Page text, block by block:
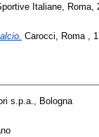
Italiane, Roma,
Carocci, Roma ,
s.p.a., Bologna